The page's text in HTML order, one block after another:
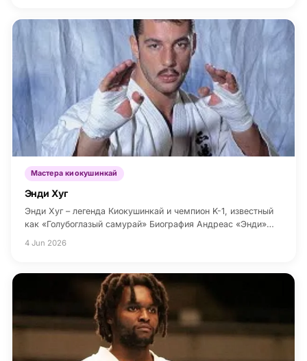
Мастера киокушинкай
Энди Хуг
Энди Хуг – легенда Киокушинкай и чемпион K-1, известный
как «Голубоглазый самурай» Биография Андреас «Энди»…
4 Jun 2026